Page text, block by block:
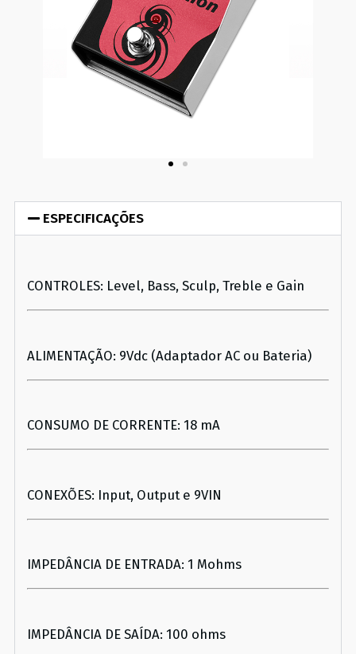
ESPECIFICAÇÕES
CONTROLES: Level, Bass, Sculp, Treble e Gain
ALIMENTAÇÃO: 9Vdc (Adaptador AC ou Bateria)
CONSUMO DE CORRENTE: 18 mA
CONEXÕES: Input, Output e 9VIN
IMPEDÂNCIA DE ENTRADA: 1 Mohms
IMPEDÂNCIA DE SAÍDA: 100 ohms